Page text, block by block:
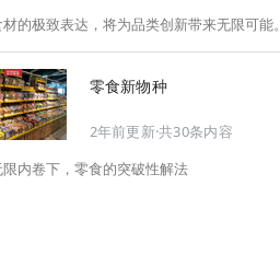
的极致表达，将为品类创新带来无限可能。
零食新物种
2年前更新·共30条内容
内卷下，零食的突破性解法